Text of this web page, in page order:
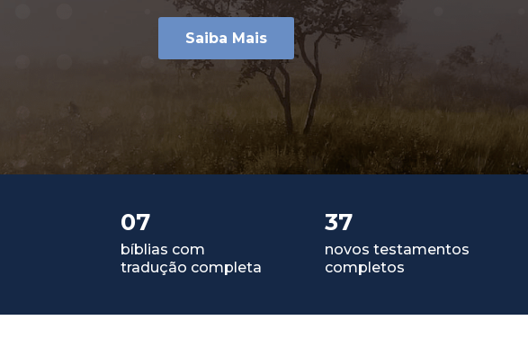
Saiba Mais
07
bíblias com
tradução completa
37
novos testamentos
completos